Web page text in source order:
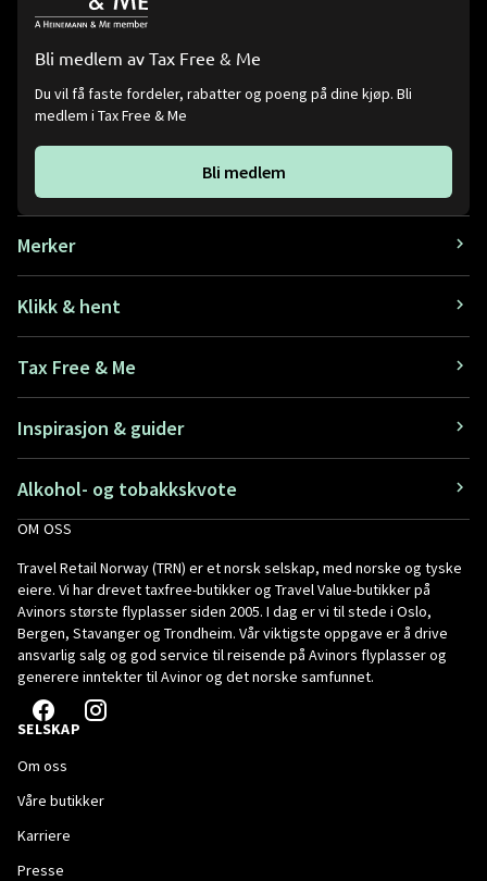
Bli medlem av Tax Free & Me
Du vil få faste fordeler, rabatter og poeng på dine kjøp. Bli
medlem i Tax Free & Me
Bli medlem
Merker
Klikk & hent
Tax Free & Me
Inspirasjon & guider
Alkohol- og tobakkskvote
OM OSS
Travel Retail Norway (TRN) er et norsk selskap, med norske og tyske
eiere. Vi har drevet taxfree-butikker og Travel Value-butikker på
Avinors største flyplasser siden 2005. I dag er vi til stede i Oslo,
Bergen, Stavanger og Trondheim. Vår viktigste oppgave er å drive
ansvarlig salg og god service til reisende på Avinors flyplasser og
generere inntekter til Avinor og det norske samfunnet.
SELSKAP
Om oss
Våre butikker
Karriere
Presse